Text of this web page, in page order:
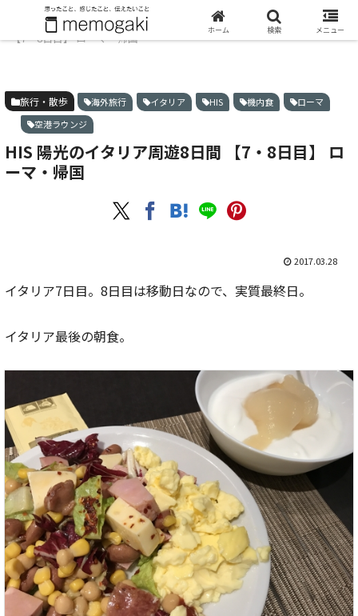
ホーム 旅行・散歩
HIS 陽光のイタリア周遊8日間
【7・8日目】 ローマ・帰国
旅行・散歩 海外旅行 イタリア HIS 機内食
ローマ
空港ラウンジ
HIS 陽光のイタリア周遊8日間 【7・8日目】 ロ
ーマ・帰国
2017.03.28
イタリア7日目。8日目は移動日なので、実質最終日。
イタリア最後の朝食。
ホーム 検索 メニュー